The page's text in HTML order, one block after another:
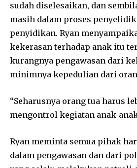
sudah diselesaikan, dan
masih dalam proses
penyidikan. Ryan
kekerasan terhadap anak itu
kurangnya pengawasan dari
minimnya kepedulian dari
“Seharusnya orang tua harus
mengontrol kegiatan anak-
Ryan meminta semua pihak
dalam pengawasan dan dari